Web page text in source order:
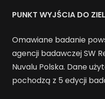
PUNKT WYJŚCIA DO
Omawiane badanie
agencji badawczej SW
Nuvalu Polska. Dane
pochodzą z 5 edycji